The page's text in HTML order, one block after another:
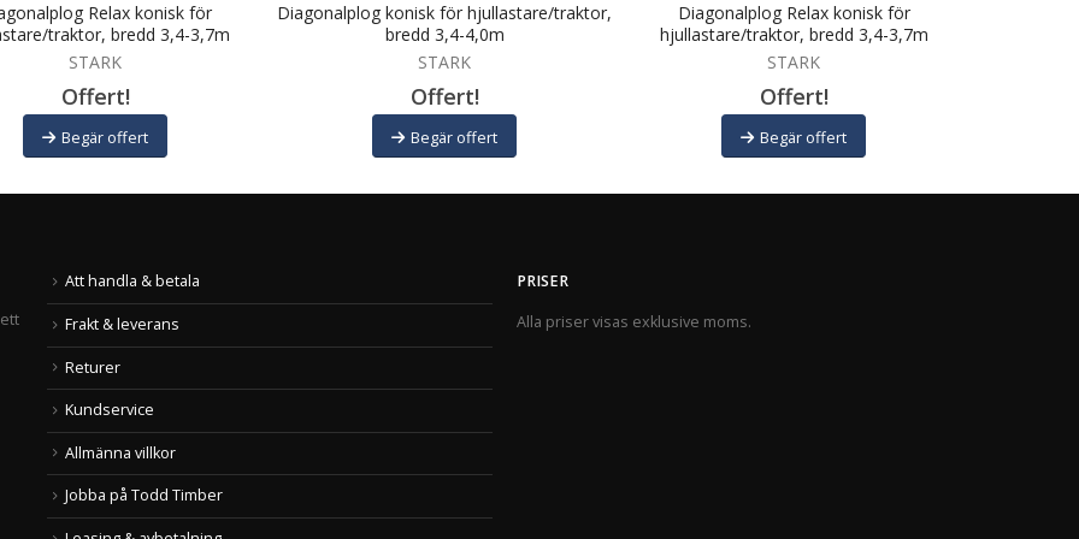
Relax konisk för
traktor, bredd 3,4-3,7m
STARK
Offert!
Begär offert
Diagonalplog konisk för hjullastare/traktor,
bredd 3,4-4,0m
STARK
Offert!
Begär offert
Diagonalplog Relax konisk för
hjullastare/traktor, bredd 3,4-3,7m
STARK
Offert!
Begär offert
Att handla & betala
Frakt & leverans
Returer
Kundservice
Allmänna villkor
Jobba på Todd Timber
PRISER
Alla priser visas exklusive moms.